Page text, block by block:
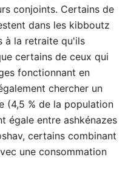
conjoints. Certains de
dans les kibboutz
à la retraite qu'ils
certains de ceux qui
fonctionnant en
chercher un
(4,5 % de la population
égale entre ashkénazes
certains combinant
une consommation